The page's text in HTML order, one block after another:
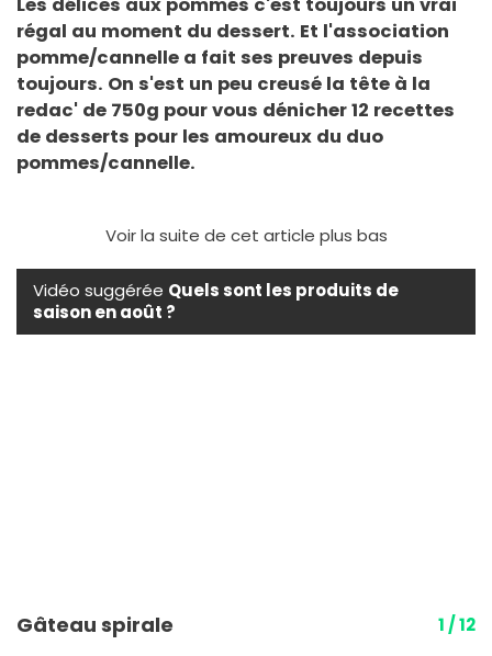
régal au moment du dessert. Et l'association
pomme/cannelle a fait ses preuves depuis
toujours. On s'est un peu creusé la tête à la
redac' de 750g pour vous dénicher 12 recettes
de desserts pour les amoureux du duo
pommes/cannelle.
Voir la suite de cet article plus bas
Vidéo suggérée Quels sont les produits de
saison en août ?
Gâteau spirale 1 / 12